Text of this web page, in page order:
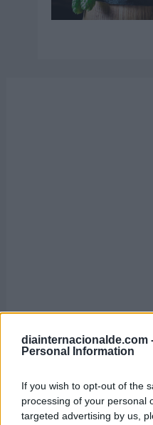
diainternacionalde.com
Personal Information
If you wish to opt-out of the
processing of your personal
targeted advertising by us,